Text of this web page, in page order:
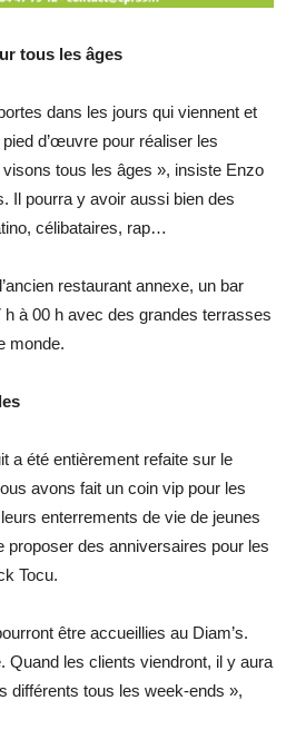
tous les âges
dans les jours qui viennent et
d’œuvre pour réaliser les
tous les âges », insiste Enzo
Il pourra y avoir aussi bien des
célibataires, rap…
restaurant annexe, un bar
à 00 h avec des grandes terrasses
monde.
a été entièrement refaite sur le
avons fait un coin vip pour les
enterrements de vie de jeunes
proposer des anniversaires pour les
Tocu.
être accueillies au Diam’s.
Quand les clients viendront, il y aura
différents tous les week-ends »,